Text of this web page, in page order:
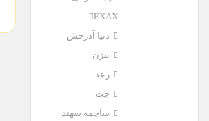
EXAX
دنیا آذرخش
بیژن
رعد
جت
ساچمه سهند